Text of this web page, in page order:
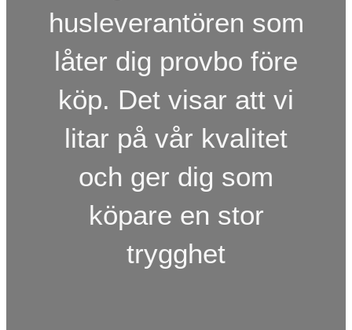
husleverantören som
låter dig provbo före
köp. Det visar att vi
litar på vår kvalitet
och ger dig som
köpare en stor
trygghet